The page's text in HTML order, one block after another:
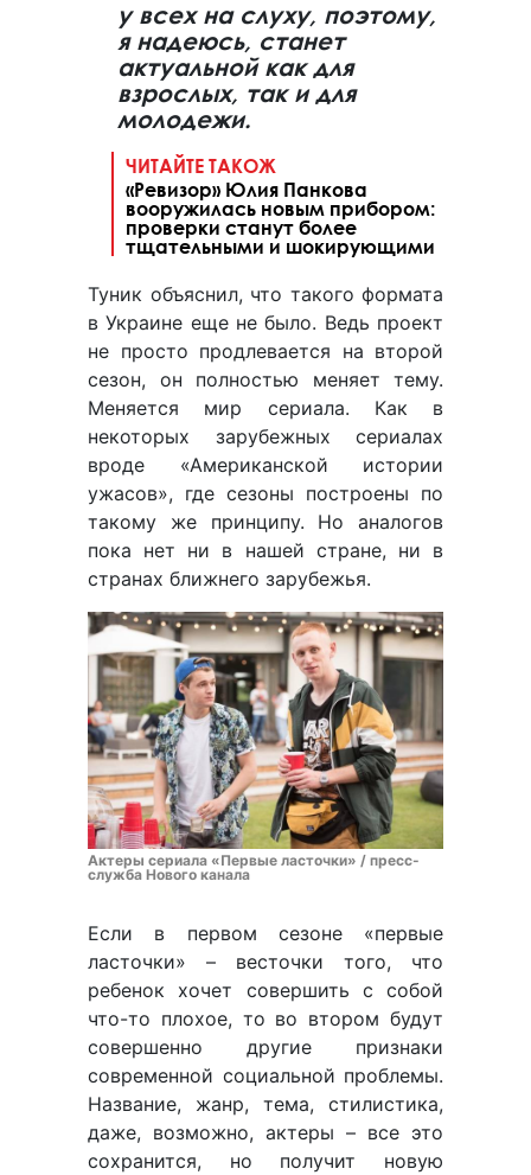
у всех на слуху, поэтому,
я надеюсь, станет
актуальной как для
взрослых, так и для
молодежи.
ЧИТАЙТЕ ТАКОЖ
«Ревизор» Юлия Панкова
вооружилась новым прибором:
проверки станут более
тщательными и шокирующими
Туник объяснил, что такого формата
в Украине еще не было. Ведь проект
не просто продлевается на второй
сезон, он полностью меняет тему.
Меняется мир сериала. Как в
некоторых зарубежных сериалах
вроде «Американской истории
ужасов», где сезоны построены по
такому же принципу. Но аналогов
пока нет ни в нашей стране, ни в
странах ближнего зарубежья.
Актеры сериала «Первые ласточки» / пресс-
служба Нового канала
Если в первом сезоне «первые
ласточки» – весточки того, что
ребенок хочет совершить с собой
что-то плохое, то во втором будут
совершенно другие признаки
современной социальной проблемы.
Название, жанр, тема, стилистика,
даже, возможно, актеры – все это
сохранится, но получит новую